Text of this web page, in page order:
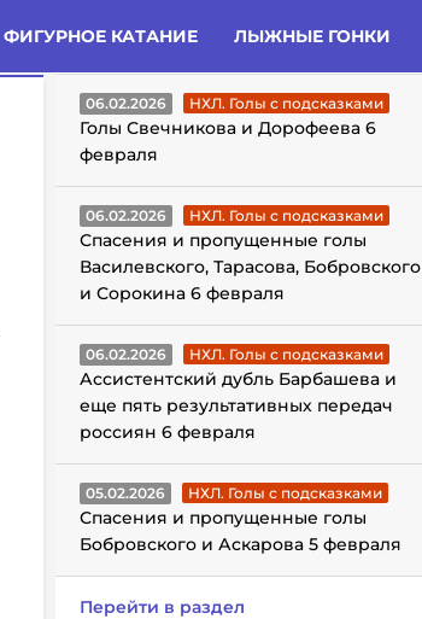
ФИГУРНОЕ КАТАНИЕ ЛЫЖНЫЕ ГОНКИ
ГОЛЫ С ПОДСКАЗКАМИ
06.02.2026 НХЛ. Голы с подсказками
Голы Свечникова и Дорофеева 6
февраля
06.02.2026 НХЛ. Голы с подсказками
Спасения и пропущенные голы
Василевского, Тарасова, Бобровского
и Сорокина 6 февраля
06.02.2026 НХЛ. Голы с подсказками
Ассистентский дубль Барбашева и
еще пять результативных передач
россиян 6 февраля
05.02.2026 НХЛ. Голы с подсказками
Спасения и пропущенные голы
Бобровского и Аскарова 5 февраля
Перейти в раздел